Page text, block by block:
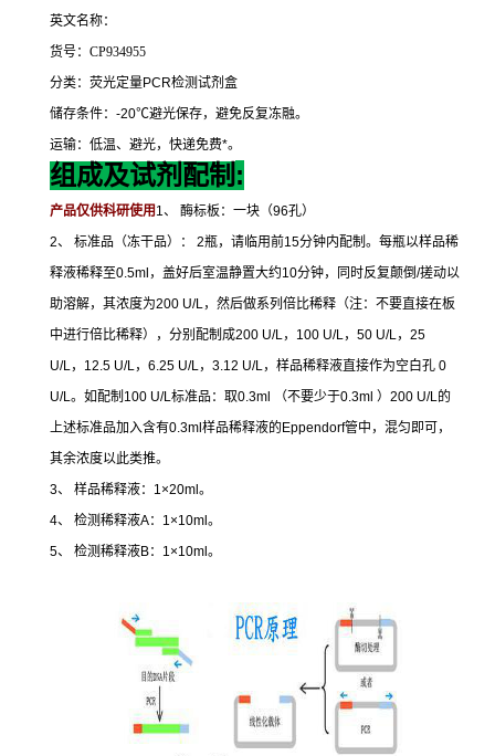
英文名称：
货号： CP934955
分类：荧光定量PCR检测试剂盒
储存条件： -20℃避光保存，避免反复冻融。
运输：低温、避光，快递免费*。
组成及试剂配制 :
产品仅供科研使用 1、 酶标板：一块（96孔）
2、 标准品（冻干品）： 2瓶，请临用前15分钟内配制。每瓶以样品稀
释液稀释至0.5ml ，盖好后室温静置大约10分钟，同时反复颠倒/搓动以
助溶解，其浓度为200 U/L，然后做系列倍比稀释（注：不要直接在板
中进行倍比稀释），分别配制成200 U/L， 100 U/L， 50 U/L， 25
U/L， 12.5 U/L， 6.25 U/L， 3.12 U/L，样品稀释液直接作为空白孔 0
U/L。如配制 100 U/L标准品：取0.3ml （不要少于0.3ml ） 200 U/L的
上述标准品加入含有0.3ml 样品稀释液的Eppendorf管中，混匀即可，
其余浓度以此类推。
3、 样品稀释液： 1×20ml 。
4、 检测稀释液A： 1×10ml 。
5、 检测稀释液 B： 1×10ml 。